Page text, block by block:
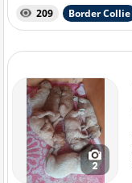
209 Border Collie
2